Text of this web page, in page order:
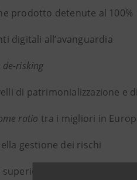
prodotto detenute al 100%
digitali all’avanguardia
de-risking
di patrimonializzazione e
ratio tra i migliori in
gestione dei rischi
superiore ai requisiti